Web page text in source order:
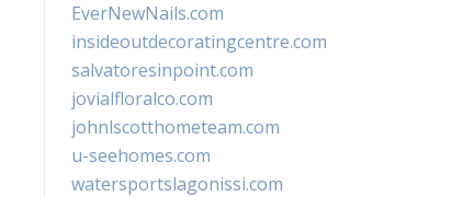
EverNewNails.com
insideoutdecoratingcentre.com
salvatoresinpoint.com
jovialfloralco.com
johnlscotthometeam.com
u-seehomes.com
watersportslagonissi.com